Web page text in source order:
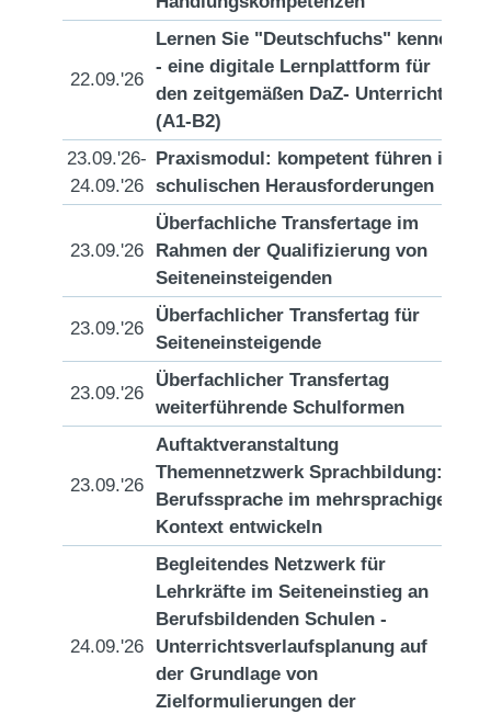
22.09.'26
Lernen Sie "Deutschfuchs" kennen
- eine digitale Lernplattform für
den zeitgemäßen DaZ- Unterricht
(A1-B2)
23.09.'26-
24.09.'26
Praxismodul: kompetent führen in
schulischen Herausforderungen
23.09.'26
Überfachliche Transfertage im
Rahmen der Qualifizierung von
Seiteneinsteigenden
23.09.'26
Überfachlicher Transfertag für
Seiteneinsteigende
23.09.'26
Überfachlicher Transfertag
weiterführende Schulformen
23.09.'26
Auftaktveranstaltung
Themennetzwerk Sprachbildung:
Berufssprache im mehrsprachigen
Kontext entwickeln
24.09.'26
Begleitendes Netzwerk für
Lehrkräfte im Seiteneinstieg an
Berufsbildenden Schulen -
Unterrichtsverlaufsplanung auf
der Grundlage von
Zielformulierungen der